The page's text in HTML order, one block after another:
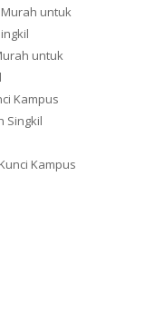
untuk
untuk
Kampus
Singkil
Kampus